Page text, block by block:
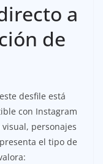
a
de
desfile está
con Instagram
personajes
el tipo de